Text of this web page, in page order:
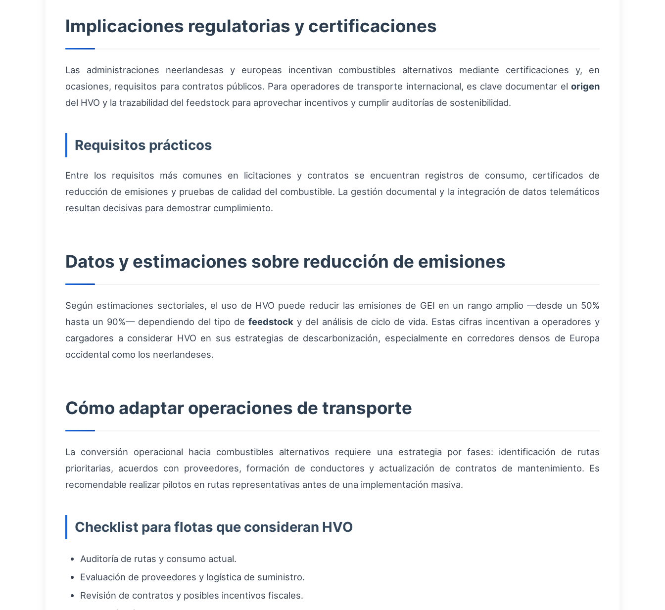
Implicaciones regulatorias y certificaciones
Las administraciones neerlandesas y europeas incentivan combustibles alternativos mediante certificaciones y, en
ocasiones, requisitos para contratos públicos. Para operadores de transporte internacional, es clave documentar el origen
del HVO y la trazabilidad del feedstock para aprovechar incentivos y cumplir auditorías de sostenibilidad.
Requisitos prácticos
Entre los requisitos más comunes en licitaciones y contratos se encuentran registros de consumo, certificados de
reducción de emisiones y pruebas de calidad del combustible. La gestión documental y la integración de datos telemáticos
resultan decisivas para demostrar cumplimiento.
Datos y estimaciones sobre reducción de emisiones
Según estimaciones sectoriales, el uso de HVO puede reducir las emisiones de GEI en un rango amplio —desde un 50%
hasta un 90%— dependiendo del tipo defeedstock y del análisis de ciclo de vida. Estas cifras incentivan a operadores y
cargadores a considerar HVO en sus estrategias de descarbonización, especialmente en corredores densos de Europa
occidental como los neerlandeses.
Cómo adaptar operaciones de transporte
La conversión operacional hacia combustibles alternativos requiere una estrategia por fases: identificación de rutas
prioritarias, acuerdos con proveedores, formación de conductores y actualización de contratos de mantenimiento. Es
recomendable realizar pilotos en rutas representativas antes de una implementación masiva.
Checklist para flotas que consideran HVO
Auditoría de rutas y consumo actual.
Evaluación de proveedores y logística de suministro.
Revisión de contratos y posibles incentivos fiscales.